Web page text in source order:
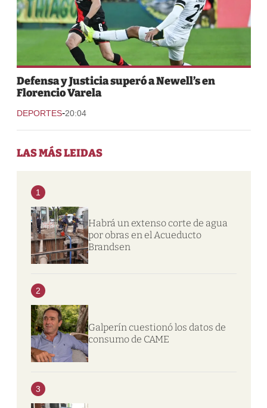
Defensa y Justicia superó a Newell’s en
Florencio Varela
DEPORTES-20:04
LAS MÁS LEIDAS
1
Habrá un extenso corte de agua
por obras en el Acueducto
Brandsen
2
Galperín cuestionó los datos de
consumo de CAME
3